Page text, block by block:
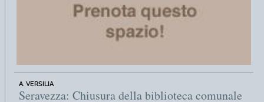
A. VERSILIA
Seravezza: Chiusura della biblioteca comunale